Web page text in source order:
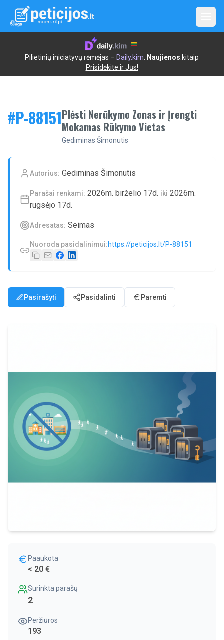
Pilietinių iniciatyvų rėmėjas – Daily.kim Naujienos .kitaip
Prisidėkite ir Jūs!
#P-88151Plėsti Nerūkymo Zonas ir Įrengti
Mokamas Rūkymo Vietas
Gediminas Šimonutis
Autorius: Gediminas Šimonutis
Parašai renkami: 2026m. birželio 17d. iki 2026m.
rugsėjo 17d.
Adresatas: Seimas
Nuoroda pasidalinimui:https://peticijos.lt/P-88151
Pasirašyti Pasidalinti Paremti
Paaukota
< 20 €
Surinkta parašų
2
Peržiūros
193